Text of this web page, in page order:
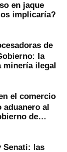
en jaque
implicaría?
de
la
minería ilegal
el comercio
aduanero al
de
Senati: las